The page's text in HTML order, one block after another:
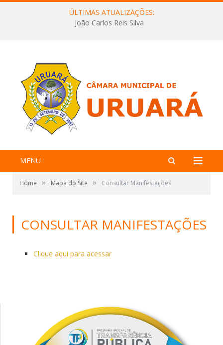
ÚLTIMAS ATUALIZAÇÕES:
João Carlos Reis Silva
MENU
Home » Mapa do Site » Consultar Manifestações
CONSULTAR MANIFESTAÇÕES
Clique aqui para acessar